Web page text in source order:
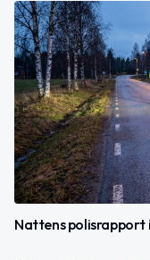
Nattens polisrapport